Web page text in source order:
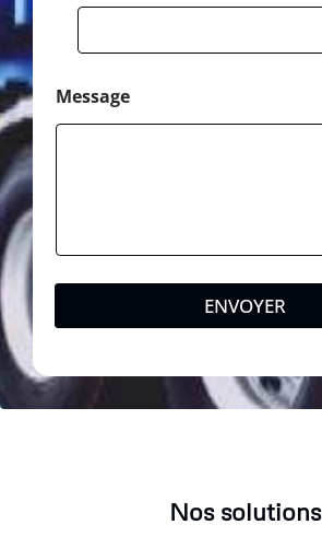
Message
ENVOYER
Nos solutions